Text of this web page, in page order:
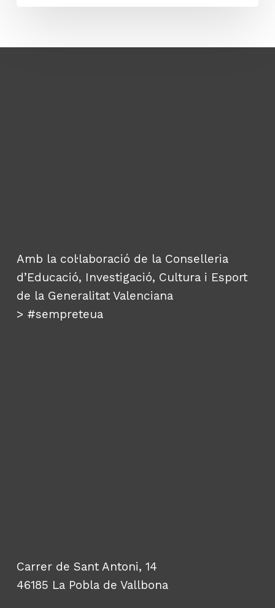
Amb la col·laboració de la Conselleria
d’Educació, Investigació, Cultura i Esport
de la Generalitat Valenciana
> #sempreteua
Carrer de Sant Antoni, 14
46185 La Pobla de Vallbona